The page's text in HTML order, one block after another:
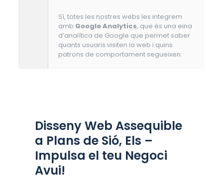
Sí, totes les nostres webs les integrem
amb Google Analytics, que és una eina
d’analítica de Google que permet saber
quants usuaris visiten la web i quins
patrons de comportament segueixen.
Disseny Web Assequible
a Plans de Sió, Els –
Impulsa el teu Negoci
Avui!